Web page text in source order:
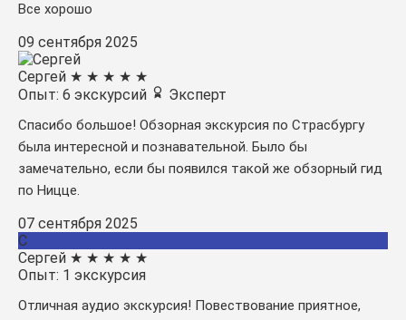
Все хорошо
09 сентября 2025
Сергей ★ ★ ★ ★ ★
Опыт: 6 экскурсий
Эксперт
Спасибо большое! Обзорная экскурсия по Страсбургу
была интересной и познавательной. Было бы
замечательно, если бы появился такой же обзорный гид
по Ницце.
07 сентября 2025
С
Сергей ★ ★ ★ ★ ★
Опыт: 1 экскурсия
Отличная аудио экскурсия! Повествование приятное,